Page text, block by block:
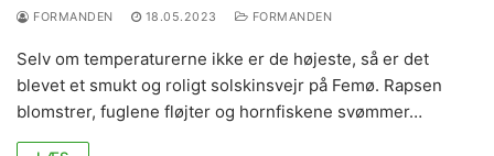
FORMANDEN 18.05.2023 FORMANDEN
Selv om temperaturerne ikke er de højeste, så er det
blevet et smukt og roligt solskinsvejr på Femø. Rapsen
blomstrer, fuglene fløjter og hornfiskene svømmer…